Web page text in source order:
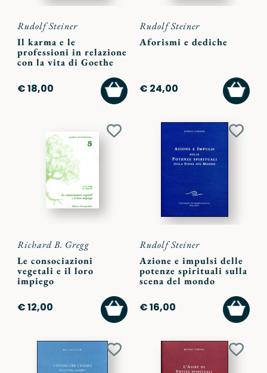
Rudolf Steiner
Il karma e le
professioni in relazione
con la vita di Goethe
€ 18,00
AGGIUNGI
AL
CARRELLO
Rudolf Steiner
Aforismi e dediche
€ 24,00
AL
Aggiungi
Richard B. Gregg
Le consociazioni
vegetali e il loro
impiego
€ 12,00
AGGIUNGI
AL
CARRELLO
Rudolf Steiner
Azione e impulsi delle
potenze spirituali sulla
scena del mondo
€ 16,00
AL
Aggiungi